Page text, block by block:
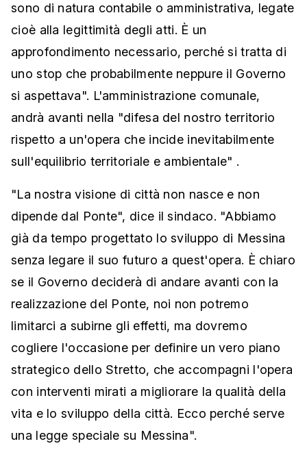
sono di natura contabile o amministrativa, legate
cioè alla legittimità degli atti. È un
approfondimento necessario, perché si tratta di
uno stop che probabilmente neppure il Governo
si aspettava". L'amministrazione comunale,
andrà avanti nella "difesa del nostro territorio
rispetto a un'opera che incide inevitabilmente
sull'equilibrio territoriale e ambientale" .
"La nostra visione di città non nasce e non
dipende dal Ponte", dice il sindaco. "Abbiamo
già da tempo progettato lo sviluppo di Messina
senza legare il suo futuro a quest'opera. È chiaro
se il Governo deciderà di andare avanti con la
realizzazione del Ponte, noi non potremo
limitarci a subirne gli effetti, ma dovremo
cogliere l'occasione per definire un vero piano
strategico dello Stretto, che accompagni l'opera
con interventi mirati a migliorare la qualità della
vita e lo sviluppo della città. Ecco perché serve
una legge speciale su Messina".